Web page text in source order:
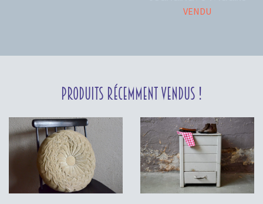
VENDU
Produits récemment vendus !